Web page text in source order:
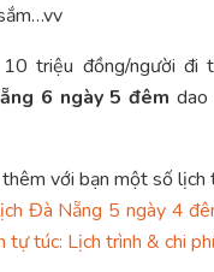
triệu đồng/người đi
6 ngày 5 đêm
với bạn một số
Đà Nẵng 5 ngày 4
tự túc: Lịch trình & chi phí